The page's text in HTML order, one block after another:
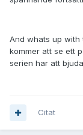
And whats up with
kommer att se ett
serien har att
Citat